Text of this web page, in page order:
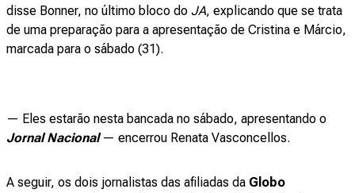
disse Bonner, no último bloco do JA, explicando que se trata
de uma preparação para a apresentação de Cristina e Márcio,
marcada para o sábado (31).
— Eles estarão nesta bancada no sábado, apresentando o
Jornal Nacional— encerrou Renata Vasconcellos.
A seguir, os dois jornalistas das afiliadas da Globo